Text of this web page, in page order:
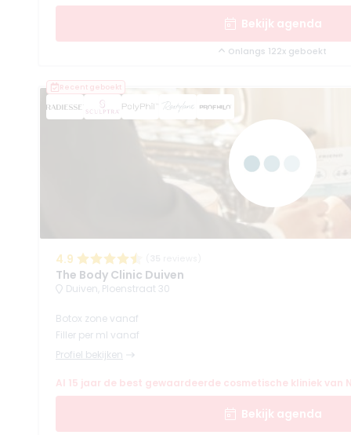
Bekijk agenda
Onlangs 122x geboekt
Recent geboekt
4.9
The Body Clinic Duiven
Duiven, Ploenstraat 30
Botox zone vanaf
Filler per ml vanaf
Profiel bekijken
Al 15 jaar de best gewaardeerde cosmetische kliniek van
Bekijk agenda